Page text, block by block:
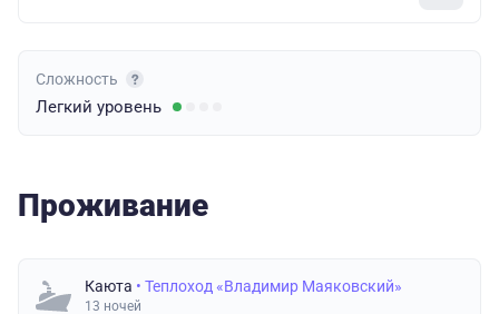
Сложность
Легкий уровень
Проживание
Каюта • Теплоход «Владимир Маяковский»
13 ночей